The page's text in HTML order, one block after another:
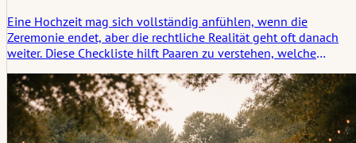
Eine Hochzeit mag sich vollständig anfühlen, wenn die
Zeremonie endet, aber die rechtliche Realität geht oft danach
weiter. Diese Checkliste hilft Paaren zu verstehen, welche
nach einer Hochzeit im Ausland noch wichtig sein könnten,
wenn das Ritual vorbei ist, aber der administrative Teil noch
nicht abgeschlossen ist.